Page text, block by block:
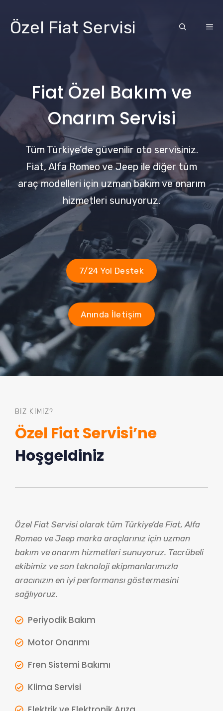
atlaÖzel Fiat Servisi
Fiat Özel Bakım ve
Onarım Servisi
Tüm Türkiye’de güvenilir oto servisiniz.
Fiat, Alfa Romeo ve Jeep ile diğer tüm
araç modelleri için uzman bakım ve onarım
hizmetleri sunuyoruz.
7/24 Yol Destek
Anında İletişim
BIZ KIMIZ?
Özel Fiat Servisi’ne
Hoşgeldiniz
Özel Fiat Servisi olarak tüm Türkiye’de Fiat, Alfa
Romeo ve Jeep marka araçlarınız için uzman
bakım ve onarım hizmetleri sunuyoruz. Tecrübeli
ekibimiz ve son teknoloji ekipmanlarımızla
aracınızın en iyi performansı göstermesini
sağlıyoruz.
Periyodik Bakım
Motor Onarımı
Fren Sistemi Bakımı
Klima Servisi